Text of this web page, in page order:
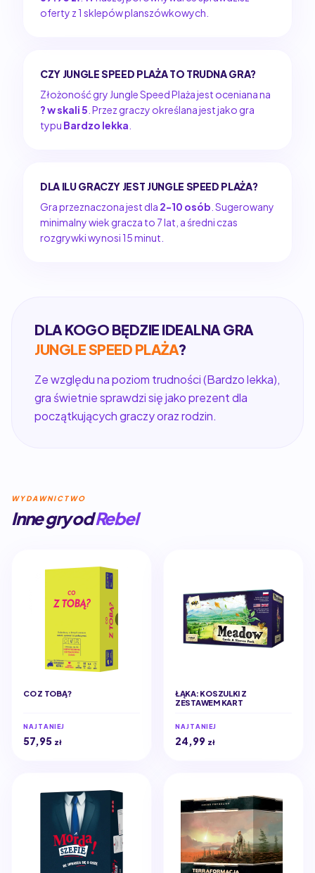
oferty z 1 sklepów planszówkowych.
CZY JUNGLE SPEED PLAŻA TO TRUDNA GRA?
Złożoność gry Jungle Speed Plaża jest oceniana na
? w skali 5 . Przez graczy określana jest jako gra
typu Bardzo lekka
DLA ILU GRACZY JEST JUNGLE SPEED PLAŻA?
Gra przeznaczona jest dla 2-10 osób . Sugerowany
minimalny wiek gracza to 7 lat, a średni czas
rozgrywki wynosi 15 minut.
DLA KOGO BĘDZIE IDEALNA GRA
JUNGLE SPEED PLAŻA?
Ze względu na poziom trudności (Bardzo lekka),
gra świetnie sprawdzi się jako prezent dla
początkujących graczy oraz rodzin.
WYDAWNICTWO
Inne gry odRebel
CO Z TOBĄ?
NAJTANIEJ
57,95 zł
ŁĄKA: KOSZULKI Z
ZESTAWEM KART
NAJTANIEJ
24,99 zł